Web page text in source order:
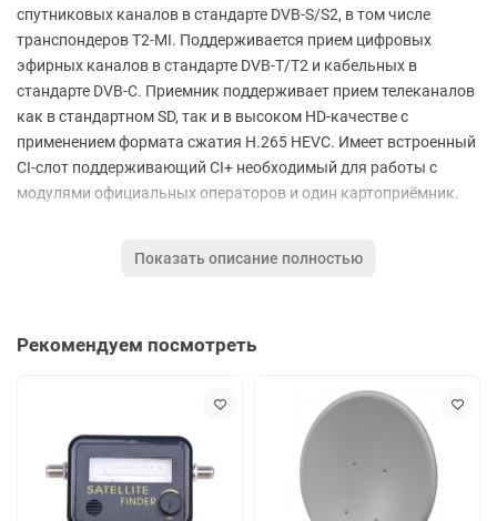
спутниковых каналов в стандарте DVB-S/S2, в том числе
транспондеров T2-MI. Поддерживается прием цифровых
эфирных каналов в стандарте DVB-T/T2 и кабельных в
стандарте DVB-C. Приемник поддерживает прием телеканалов
как в стандартном SD, так и в высоком HD-качестве с
применением формата сжатия H.265 HEVC. Имеет встроенный
CI-слот поддерживающий CI+ необходимый для работы с
модулями официальных операторов и один картоприёмник.
помощью внешнего USB Wi-Fi адаптера или подключением к
плеер, видеосервис YouTube и Погода.
Благодаря внешнему ИК-приемнику, не возникнет проблем с
переключением каналов с помощью штатного пульта ДУ при
расположении ресивера за ЖК (LCD) панелью или Hi-Fi
стойкой. Соединие с телевизором происходит через выход
HDMI или композитный AV-выход, также устройство оснащено
Показать описание полностью
Рекомендуем посмотреть